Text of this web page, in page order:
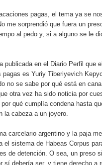
pagas, el tema ya se
me sorprendió que fuera un
al pedo y, si a alguno se le
publicada en el Diario Perfil que
es Yuriy Tiberiyevich
no se sabe por qué está en
otra vez ha sido noticia por
qué cumplía condena hasta
la cabeza a un joyero.
carcelario argentino y la paja
sistema de Habeas Corpus
de detención. O sea, un preso
sí debería ser, y tiene derecho a